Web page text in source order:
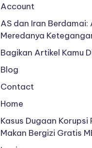
Account
AS dan Iran Berdamai:
Meredanya
Bagikan Artikel Kamu
Blog
Contact
Home
Kasus Dugaan Korupsi
Makan Bergizi Gratis